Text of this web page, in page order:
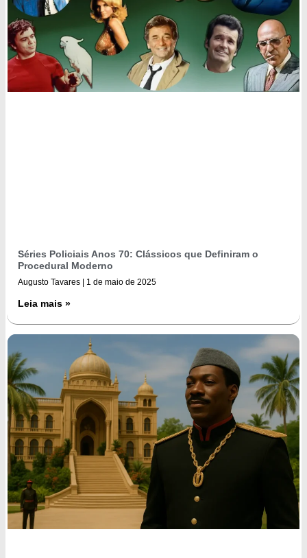
Séries Policiais Anos 70: Clássicos que Definiram o
Procedural Moderno
Augusto Tavares 1 de maio de 2025
Leia mais »